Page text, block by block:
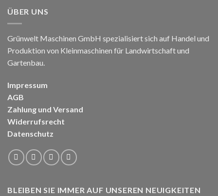
ÜBER UNS
Grünwelt Maschinen GmbH spezialisiert sich auf Handel und
Produktion von Kleinmaschinen für Landwirtschaft und
Gartenbau.
Impressum
AGB
Zahlung und Versand
Widerrufsrecht
Datenschutz
BLEIBEN SIE IMMER AUF UNSEREN NEUIGKEITEN